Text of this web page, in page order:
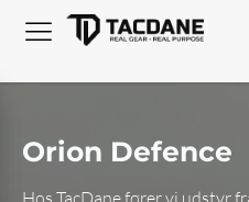
Orion Defence
Hos TacDane fører vi udstyr